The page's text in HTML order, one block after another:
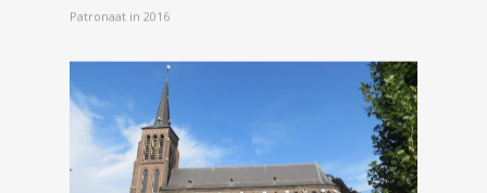
Patronaat in 2016